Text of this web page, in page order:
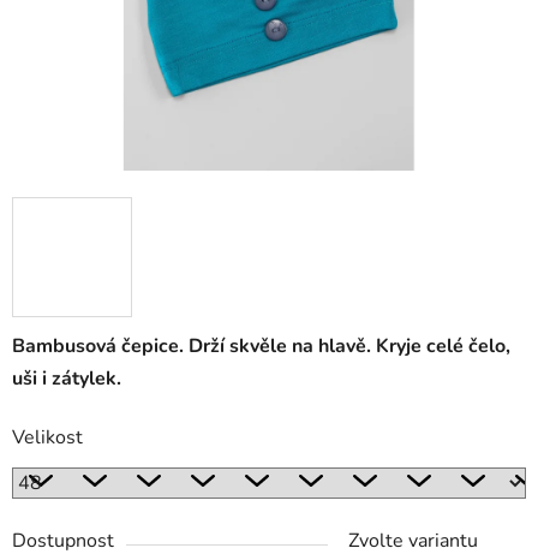
Bambusová čepice. Drží skvěle na hlavě. Kryje celé čelo,
uši i zátylek.
Velikost
Dostupnost
Zvolte variantu